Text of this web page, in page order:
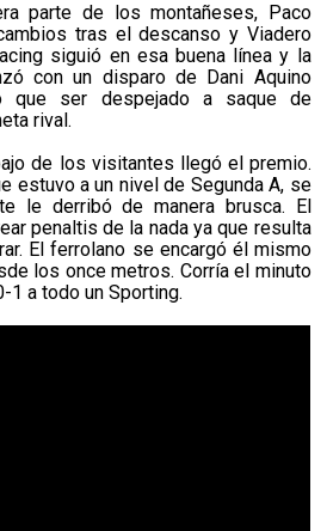
parte de los montañeses, Paco
tras el descanso y Viadero
siguió en esa buena línea y la
con un disparo de Dani Aquino
que ser despejado a saque de
rival.
de los visitantes llegó el premio.
estuvo a un nivel de Segunda A, se
le derribó de manera brusca. El
penaltis de la nada ya que resulta
El ferrolano se encargó él mismo
los once metros. Corría el minuto
1 a todo un Sporting.